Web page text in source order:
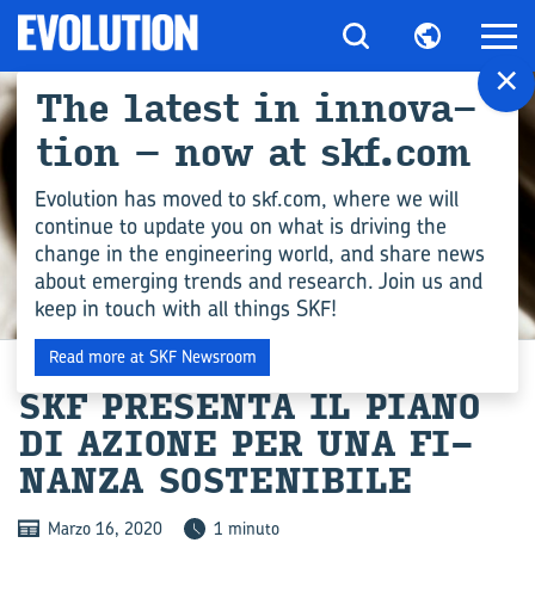
NOTIZIE
SKF PRE­SEN­TA IL PIANO
DI AZIO­NE PER UNA FI­
NAN­ZA SO­STE­NI­BI­LE
Marzo 16, 2020 1 minuto
×
The la­te­st in in­no­va­
tion – now at skf.com
Evolution has moved to skf.com, where we will
continue to update you on what is driving the
change in the engineering world, and share news
about emerging trends and research. Join us and
keep in touch with all things SKF!
Read more at SKF Newsroom